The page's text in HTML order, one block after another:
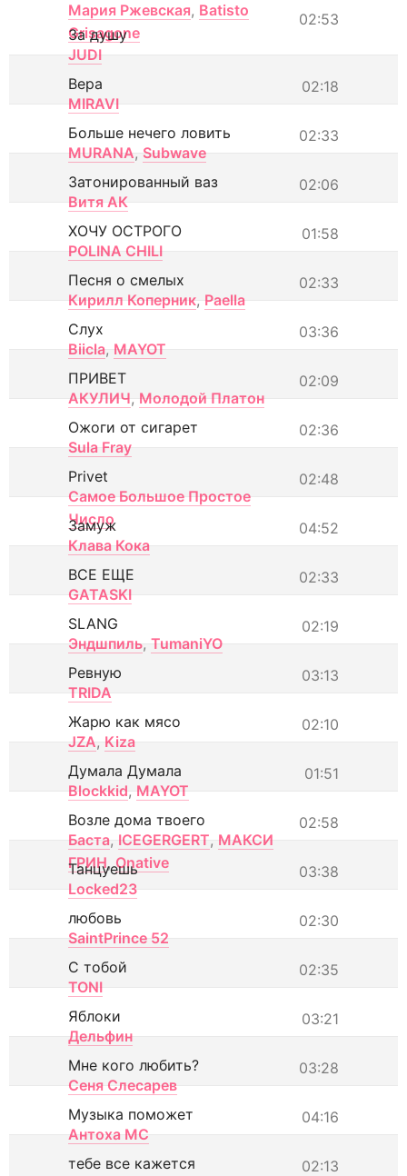
Мария Ржевская, Batisto
Grisagone
02:53
За душу
JUDI
02:18
Вера
MIRAVI
02:33
Больше нечего ловить
MURANA, Subwave
02:06
Затонированный ваз
Витя АК
01:58
ХОЧУ ОСТРОГО
POLINA CHILI
02:33
Песня о смелых
Кирилл Коперник, Paella
03:36
Слух
Biicla, MAYOT
02:09
ПРИВЕТ
АКУЛИЧ, Молодой Платон
02:36
Ожоги от сигарет
Sula Fray
02:48
Privet
Самое Большое Простое
Число
04:52
Замуж
Клава Кока
02:33
ВСЕ ЕЩЕ
GATASKI
02:19
SLANG
Эндшпиль, TumaniYO
03:13
Ревную
TRIDA
02:10
Жарю как мясо
JZA, Kiza
01:51
Думала Думала
Blockkid, MAYOT
02:58
Возле дома твоего
Баста, ICEGERGERT, МАКСИ
ГРИН, Onative 03:38
Танцуешь
Locked23
02:30
любовь
SaintPrince 52
02:35
С тобой
TONI
03:21
Яблоки
Дельфин
03:28
Мне кого любить?
Сеня Слесарев
04:16
Музыка поможет
Антоха МС
02:13
тебе все кажется